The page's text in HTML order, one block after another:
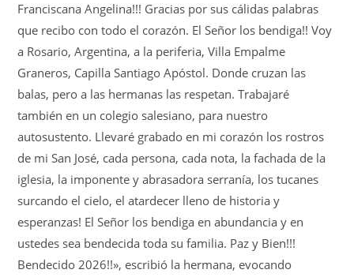
Franciscana Angelina!!! Gracias por sus cálidas palabras
que recibo con todo el corazón. El Señor los bendiga!! Voy
a Rosario, Argentina, a la periferia, Villa Empalme
Graneros, Capilla Santiago Apóstol. Donde cruzan las
balas, pero a las hermanas las respetan. Trabajaré
también en un colegio salesiano, para nuestro
autosustento. Llevaré grabado en mi corazón los rostros
de mi San José, cada persona, cada nota, la fachada de la
iglesia, la imponente y abrasadora serranía, los tucanes
surcando el cielo, el atardecer lleno de historia y
esperanzas! El Señor los bendiga en abundancia y en
ustedes sea bendecida toda su familia. Paz y Bien!!!
Bendecido 2026!!», escribió la hermana, evocando